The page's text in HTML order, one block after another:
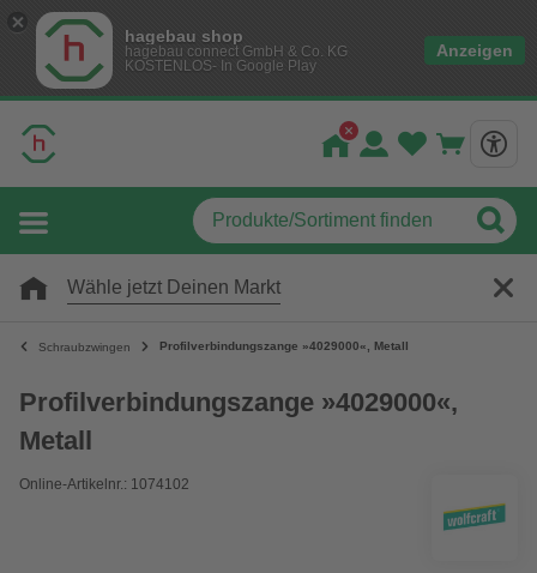
hagebau shop
hagebau connect GmbH & Co. KG
KOSTENLOS- In Google Play
Anzeigen
Wähle jetzt Deinen Markt
Schraubzwingen Profilverbindungszange »4029000«, Metall
Profilverbindungszange »4029000«,
Metall
Online-Artikelnr.: 1074102